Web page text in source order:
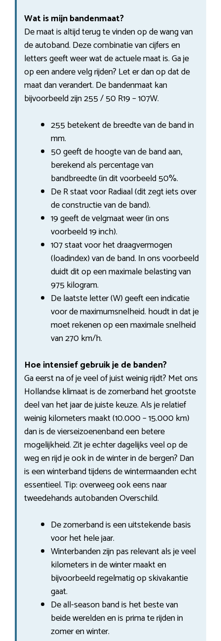
Wat is mijn bandenmaat?
De maat is altijd terug te vinden op de wang van
de autoband. Deze combinatie van cijfers en
letters geeft weer wat de actuele maat is. Ga je
op een andere velg rijden? Let er dan op dat de
maat dan verandert. De bandenmaat kan
bijvoorbeeld zijn 255 / 50 R19 – 107W.
255 betekent de breedte van de band in
mm.
50 geeft de hoogte van de band aan,
berekend als percentage van
bandbreedte (in dit voorbeeld 50%.
De R staat voor Radiaal (dit zegt iets over
de constructie van de band).
19 geeft de velgmaat weer (in ons
voorbeeld 19 inch).
107 staat voor het draagvermogen
(loadindex) van de band. In ons voorbeeld
duidt dit op een maximale belasting van
975 kilogram.
De laatste letter (W) geeft een indicatie
voor de maximumsnelheid. houdt in dat je
moet rekenen op een maximale snelheid
van 270 km/h.
Hoe intensief gebruik je de banden?
Ga eerst na of je veel of juist weinig rijdt? Met ons
Hollandse klimaat is de zomerband het grootste
deel van het jaar de juiste keuze. Als je relatief
weinig kilometers maakt (10.000 – 15.000 km)
dan is de vierseizoenenband een betere
mogelijkheid. Zit je echter dagelijks veel op de
weg en rijd je ook in de winter in de bergen? Dan
is een winterband tijdens de wintermaanden echt
essentieel. Tip: overweeg ook eens naar
tweedehands autobanden Overschild.
De zomerband is een uitstekende basis
voor het hele jaar.
Winterbanden zijn pas relevant als je veel
kilometers in de winter maakt en
bijvoorbeeld regelmatig op skivakantie
gaat.
De all-season band is het beste van
beide werelden en is prima te rijden in
zomer en winter.